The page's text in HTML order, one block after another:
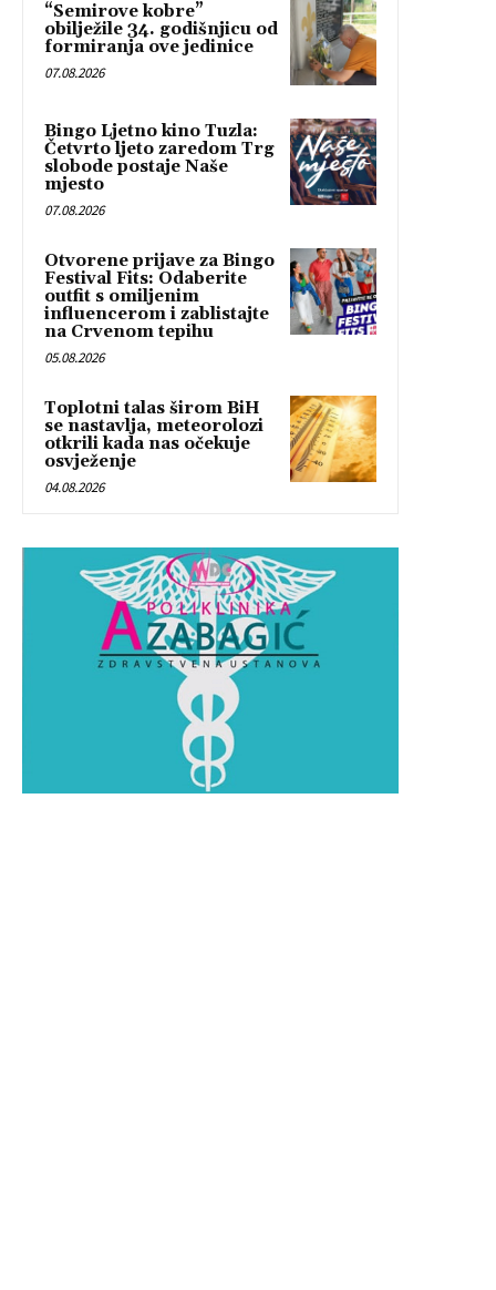
“Semirove kobre”
obilježile 34. godišnjicu od
formiranja ove jedinice
07.08.2026
Bingo Ljetno kino Tuzla:
Četvrto ljeto zaredom Trg
slobode postaje Naše
mjesto
07.08.2026
Otvorene prijave za Bingo
Festival Fits: Odaberite
outfit s omiljenim
influencerom i zablistajte
na Crvenom tepihu
05.08.2026
Toplotni talas širom BiH
se nastavlja, meteorolozi
otkrili kada nas očekuje
osvježenje
04.08.2026